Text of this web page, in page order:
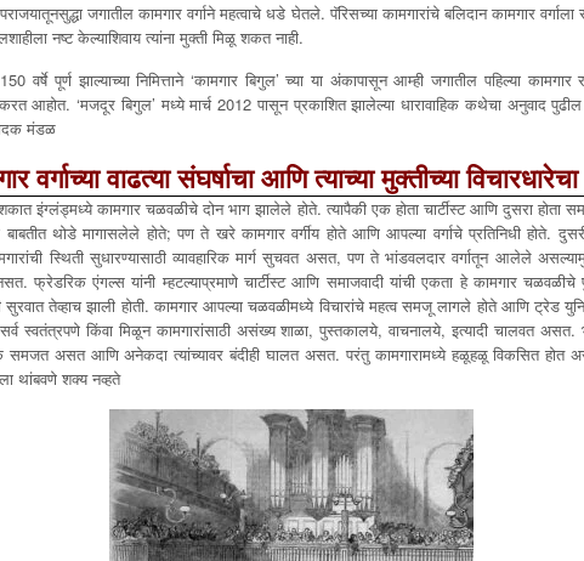
जगातील कामगार वर्गाने महत्वाचे धडे घेतले. पॅरिसच्या कामगारांचे बलिदान कामगार
नष्ट केल्याशिवाय त्यांना मुक्ती मिळू शकत नाही.
वर्षे पूर्ण झाल्याच्या निमित्ताने ‘कामगार बिगुल’ च्या या अंकापासून आम्ही जगातील पहिल्या कामगार
आहोत. ‘मजदूर बिगुल’ मध्ये मार्च 2012 पासून प्रकाशित झालेल्या धारावाहिक कथेचा अनुवाद
मंडळ
वर्गाच्या वाढत्या संघर्षाचा आणि त्याच्या मुक्तीच्या
इंग्लंड्मध्ये कामगार चळवळीचे दोन भाग झालेले होते. त्यापैकी एक होता चार्टीस्ट आणि दुसरा होता
बाबतीत थोडे मागासलेले होते; पण ते खरे कामगार वर्गीय होते आणि आपल्या वर्गाचे प्रतिनिधी होते.
स्थिती सुधारण्यासाठी व्यावहारिक मार्ग सुचवत असत, पण ते भांडवलदार वर्गातून आलेले
फ्रेडरिक एंगल्स यांनी म्हटल्याप्रमाणे चार्टीस्ट आणि समाजवादी यांची एकता हे कामगार
सुरवात तेव्हाच झाली होती. कामगार आपल्या चळवळीमध्ये विचारांचे महत्व समजू लागले होते आणि ट्रेड
स्वतंत्रपणे किंवा मिळून कामगारांसाठी असंख्य शाळा, पुस्तकालये, वाचनालये, इत्यादी चालवत असत.
समजत असत आणि अनेकदा त्यांच्यावर बंदीही घालत असत. परंतु कामगारामध्ये हळूहळू विकसित होत
थांबवणे शक्य नव्हते